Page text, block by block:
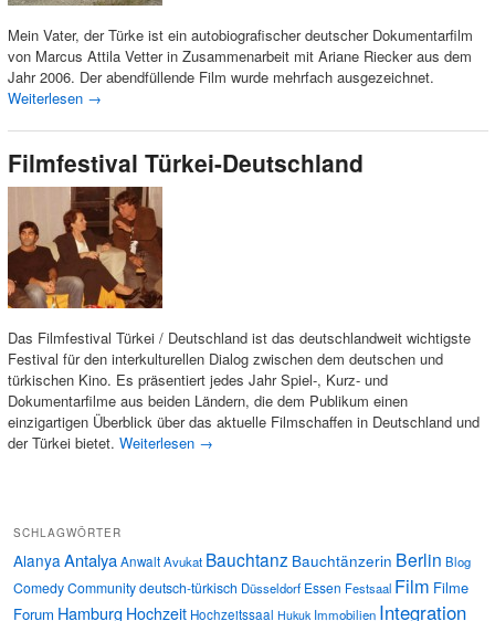
Mein Vater, der Türke ist ein autobiografischer deutscher Dokumentarfilm
von Marcus Attila Vetter in Zusammenarbeit mit Ariane Riecker aus dem
Jahr 2006. Der abendfüllende Film wurde mehrfach ausgezeichnet.
Weiterlesen →
Filmfestival Türkei-Deutschland
Das Filmfestival Türkei / Deutschland ist das deutschlandweit wichtigste
Festival für den interkulturellen Dialog zwischen dem deutschen und
türkischen Kino. Es präsentiert jedes Jahr Spiel-, Kurz- und
Dokumentarfilme aus beiden Ländern, die dem Publikum einen
einzigartigen Überblick über das aktuelle Filmschaffen in Deutschland und
der Türkei bietet. Weiterlesen →
SCHLAGWÖRTER
Alanya AntalyaAnwaltAvukat Bauchtanz Bauchtänzerin Berlin Blog
ComedyCommunitydeutsch-türkisch Düsseldorf Essen Festsaal Film Filme
Forum Hamburg Hochzeit Hochzeitssaal Hukuk Immobilien Integration